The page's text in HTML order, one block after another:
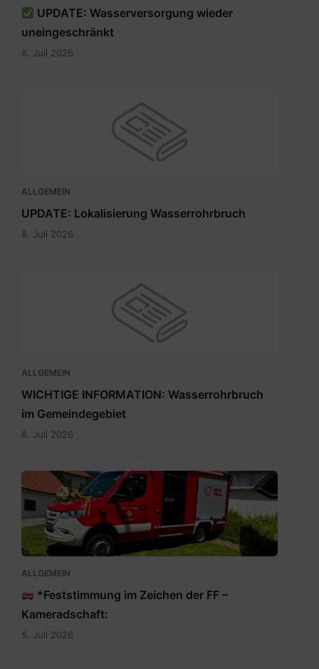
UPDATE: Wasserversorgung wieder
uneingeschränkt
8. Juli 2026
ALLGEMEIN
UPDATE: Lokalisierung Wasserrohrbruch
8. Juli 2026
ALLGEMEIN
WICHTIGE INFORMATION: Wasserrohrbruch
im Gemeindegebiet
8. Juli 2026
IMG-
20260705-
WA0009.jpg
ALLGEMEIN
*Feststimmung im Zeichen der FF –
Kameradschaft:
5. Juli 2026